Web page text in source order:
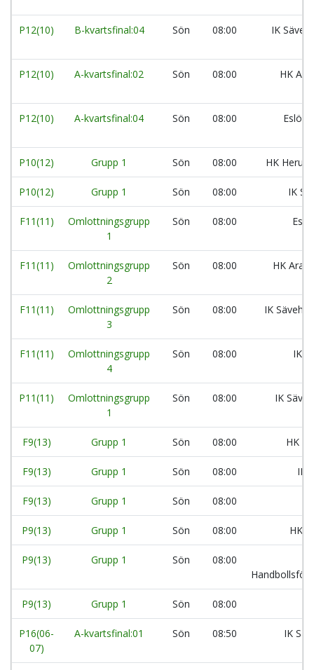
P12(10) B-kvartsfinal:04 Sön 08:00 IK
P12(10) A-kvartsfinal:02 Sön 08:00 HK
P12(10) A-kvartsfinal:04 Sön 08:00
P10(12) Grupp 1 Sön 08:00 HK Herulf
P10(12) Grupp 1 Sön 08:00 IK
F11(11)
Omlottningsgrupp
1
Sön 08:00
F11(11)
Omlottningsgrupp
2
Sön 08:00 HK
F11(11)
Omlottningsgrupp
3
Sön 08:00 IK
F11(11)
Omlottningsgrupp
4
Sön 08:00 IK
P11(11)
Omlottningsgrupp
1
Sön 08:00 IK
F9(13) Grupp 1 Sön 08:00 HK
F9(13) Grupp 1 Sön 08:00 IK
F9(13) Grupp 1 Sön 08:00
P9(13) Grupp 1 Sön 08:00 HK
P9(13) Grupp 1 Sön
08:00
P9(13) Grupp 1 Sön 08:00
P16(06-
07)
A-kvartsfinal:01 Sön 08:50 IK